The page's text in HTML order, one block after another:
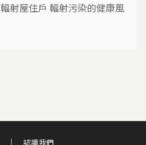
射屋住戶 輻射污染的健康風
屋長達八年，相當於照了5
別墅中還不算是很高的。推
認識我們